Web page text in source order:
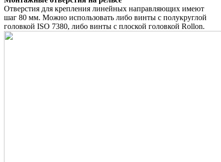
Отверстия для крепления линейных направляющих имеют
шаг 80 мм. Можно использовать либо винты с полукруглой
головкой ISO 7380, либо винты с плоской головкой Rollon.